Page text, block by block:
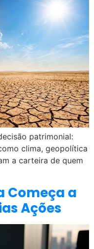
patrimonial:
clima, geopolítica
a carteira de quem
Começa a
Ações